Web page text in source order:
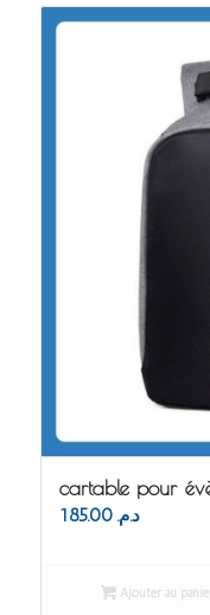
cartable pour
د.م. 185.00
Ajouter au